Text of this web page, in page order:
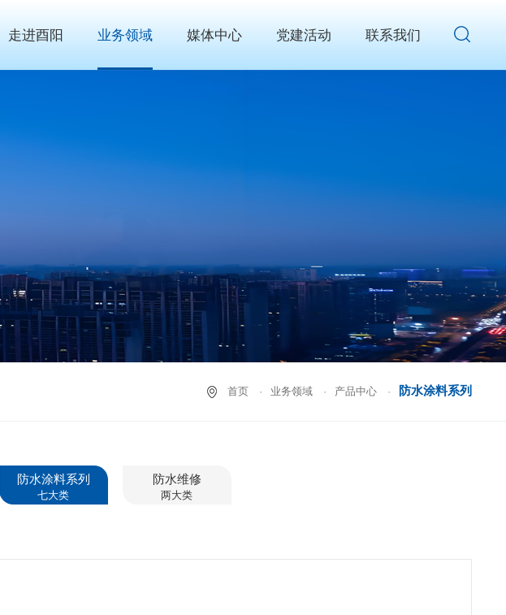
走进酉阳 业务领域 媒体中心 党建活动 联系我们
首页 业务领域 产品中心 防水涂料系列
防水涂料系列
七大类
防水维修
两大类